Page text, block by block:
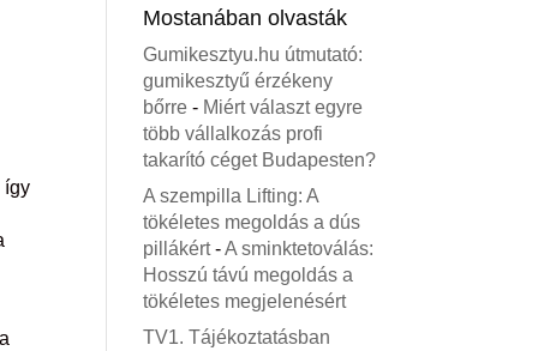
így
Mostanában olvasták
Gumikesztyu.hu útmutató:
gumikesztyű érzékeny
bőrre - Miért választ egyre
több vállalkozás profi
takarító céget Budapesten?
A szempilla Lifting: A
tökéletes megoldás a dús
pillákért-A sminktetoválás:
Hosszú távú megoldás a
tökéletes megjelenésért
TV1. Tájékoztatásban